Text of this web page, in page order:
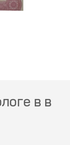
в в